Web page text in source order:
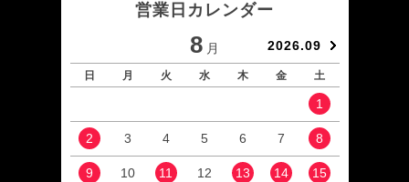
営業日カレンダー
8 月 2026.09
日 月 火 水 木 金 土
1
2 3 4 5 6 7 8
9 10 11 12 13 14 15